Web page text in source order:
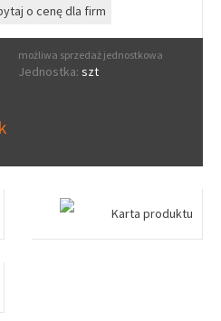
o cenę dla firm
możliwa sprzedaż jednostkowa
Jednostka: szt
Karta produktu